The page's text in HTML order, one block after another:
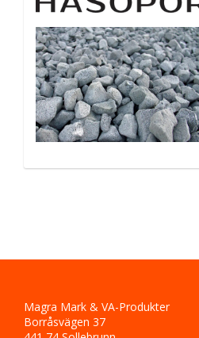
Magra Mark & VA-Produkter
Borråsvägen 37